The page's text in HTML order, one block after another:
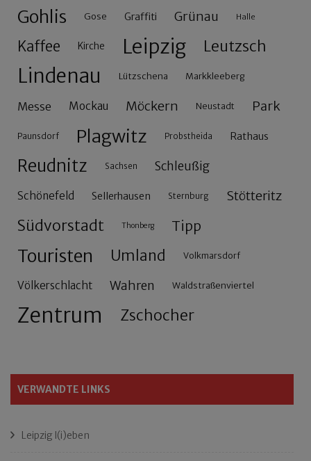
Gohlis Gose Graffiti Grünau Halle
Kaffee Kirche Leipzig Leutzsch
Lindenau Lützschena Markkleeberg
Messe Mockau Möckern Neustadt Park
Paunsdorf Plagwitz Probstheida Rathaus
Reudnitz Sachsen Schleußig
Schönefeld Sellerhausen Sternburg Stötteritz
Südvorstadt Thonberg Tipp
Touristen Umland Volkmarsdorf
Völkerschlacht Wahren Waldstraßenviertel
Zentrum Zschocher
VERWANDTE LINKS
Leipzig l(i)eben